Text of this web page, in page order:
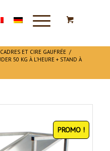
CADRES ET CIRE GAUFRÉE /
50 KG À L’HEURE + STAND À
PROMO !